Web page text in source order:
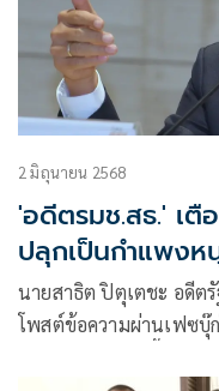
2 มิถุนายน 2568
'อดีตรมช.สธ.' เตื
ปลุกเป็นกำแพง
นายสาธิต ปิตุเตชะ อดีต
โพสต์ข้อความผ่านเฟซบุ๊